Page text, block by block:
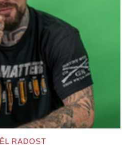
RADOST